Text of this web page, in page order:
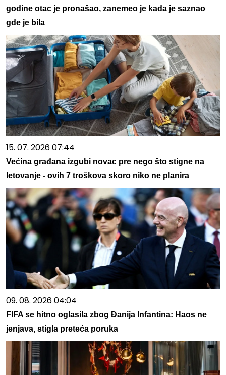
godine otac je pronašao, zanemeo je kada je saznao
gde je bila
15. 07. 2026 07:44
Većina građana izgubi novac pre nego što stigne na
letovanje - ovih 7 troškova skoro niko ne planira
09. 08. 2026 04:04
FIFA se hitno oglasila zbog Đanija Infantina: Haos ne
jenjava, stigla preteća poruka